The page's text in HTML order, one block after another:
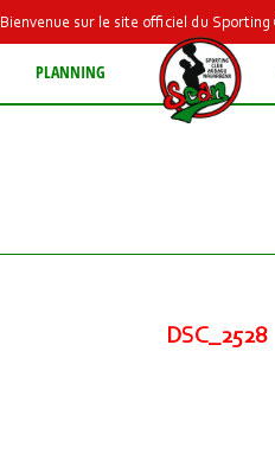
Bienvenue sur le site officiel du
PLANNING
DSC_2528